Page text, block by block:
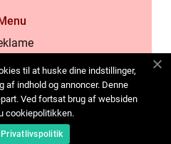
Menu
Oss
til at huske dine indstillinger,
af indhold og annoncer. Denne
Ved fortsat brug af websiden
cookiepolitikken.
Privatlivspolitik